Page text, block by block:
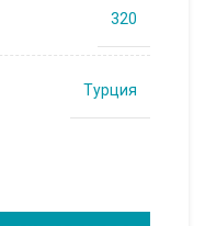
320
Турция